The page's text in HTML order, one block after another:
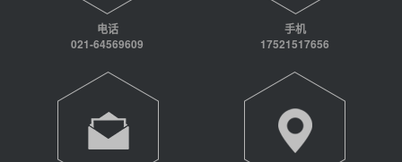
电话
021-64569609
手机
17521517656